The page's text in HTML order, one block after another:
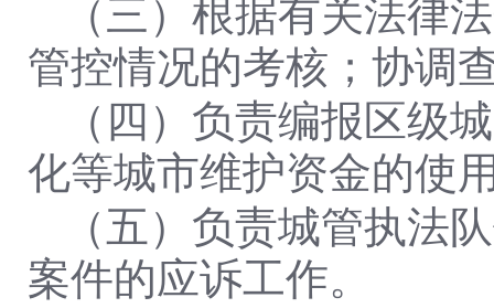
（三）根据有关法律
管控情况的考核；协调
（四）负责编报区级
化等城市维护资金的使
（五）负责城管执法
案件的应诉工作。